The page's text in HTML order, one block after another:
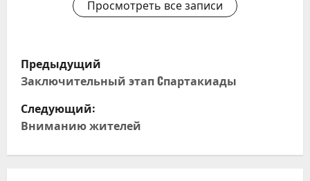
Просмотреть все записи
Н
а
в
Предыдущий
Заключительный этап Cпартакиады
Следующий:
Вниманию жителей